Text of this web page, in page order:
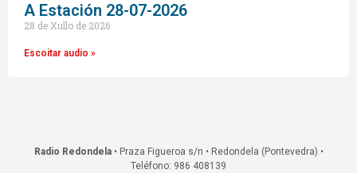
A Estación 28-07-2026
28 de Xullo de 2026
Escoitar audio »
Radio Redondela• Praza Figueroa s/n • Redondela (Pontevedra) •
Teléfono: 986 408139